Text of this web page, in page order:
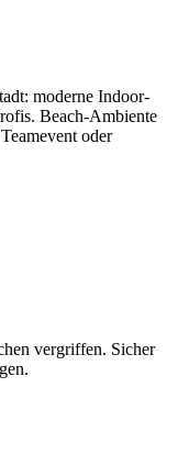
moderne Indoor-
Beach-Ambiente
oder
vergriffen. Sicher